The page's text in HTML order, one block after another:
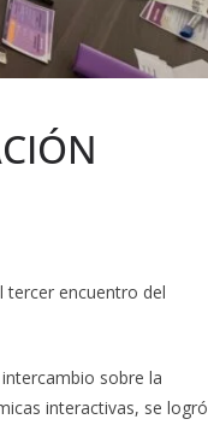
tercer encuentro del
sobre la
interactivas, se logró